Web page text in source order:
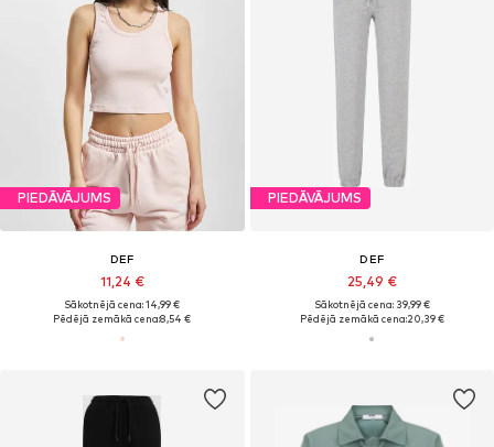
PIEDĀVĀJUMS
DEF
11,24 €
Sākotnējā cena: 14,99 €
Pēdējā zemākā cena:8,54 €
PIEDĀVĀJUMS
DEF
25,49 €
Sākotnējā cena: 39,99 €
Pēdējā zemākā cena:20,39 €